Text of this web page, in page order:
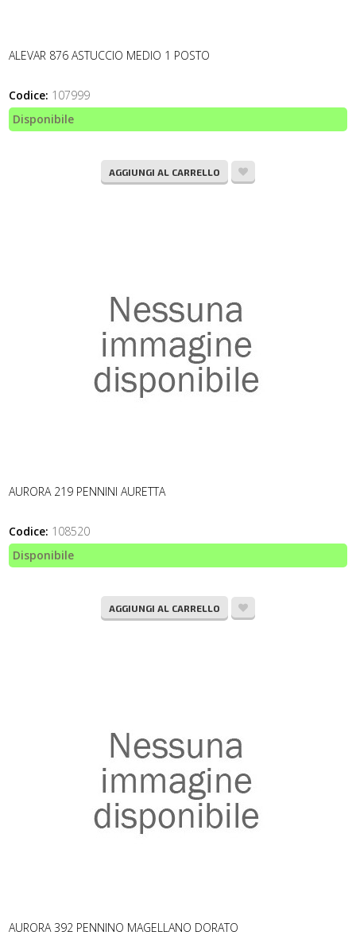
ALEVAR 876 ASTUCCIO MEDIO 1 POSTO
Codice: 107999
Disponibile
AGGIUNGI AL CARRELLO
AURORA 219 PENNINI AURETTA
Codice: 108520
Disponibile
AGGIUNGI AL CARRELLO
AURORA 392 PENNINO MAGELLANO DORATO